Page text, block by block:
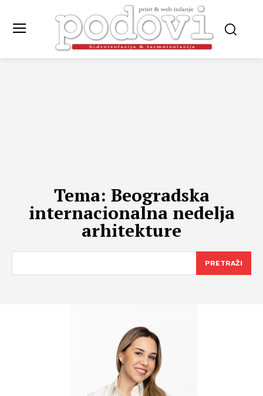
Tema: Beogradska
internacionalna nedelja
arhitekture
PRETRAŽI